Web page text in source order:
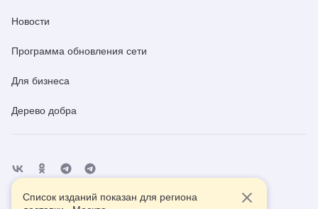
Новости
Программа обновления сети
Для бизнеса
Дерево добра
Помощь Контакты
Список изданий показан для региона